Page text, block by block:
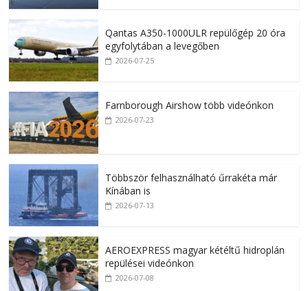
Qantas A350-1000ULR repülőgép 20 óra
egyfolytában a levegőben
2026-07-25
Farnborough Airshow több videónkon
2026-07-23
Többször felhasználható űrrakéta már
Kínában is
2026-07-13
AEROEXPRESS magyar kétéltű hidroplán
repülései videónkon
2026-07-08